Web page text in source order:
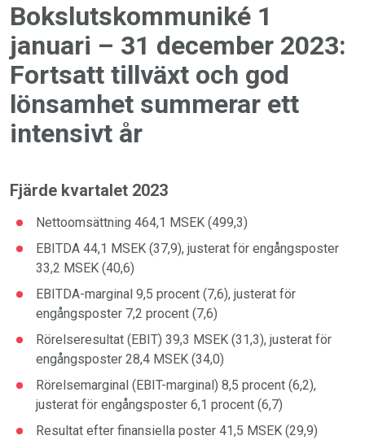
Bokslutskommuniké 1
januari – 31 december 2023:
Fortsatt tillväxt och god
lönsamhet summerar ett
intensivt år
Fjärde kvartalet 2023
Nettoomsättning 464,1 MSEK (499,3)
EBITDA 44,1 MSEK (37,9), justerat för engångsposter
33,2 MSEK (40,6)
EBITDA-marginal 9,5 procent (7,6), justerat för
engångsposter 7,2 procent (7,6)
Rörelseresultat (EBIT) 39,3 MSEK (31,3), justerat för
engångsposter 28,4 MSEK (34,0)
Rörelsemarginal (EBIT-marginal) 8,5 procent (6,2),
justerat för engångsposter 6,1 procent (6,7)
Resultat efter finansiella poster 41,5 MSEK (29,9)